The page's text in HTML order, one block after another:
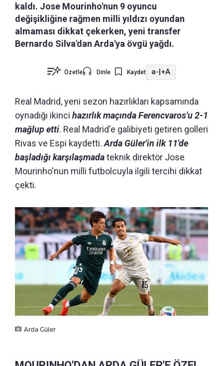
kaldı. Jose Mourinho'nun 9 oyuncu
değişikliğine rağmen milli yıldızı oyundan
almaması dikkat çekerken, yeni transfer
Bernardo Silva'dan Arda'ya övgü yağdı.
Özetle Dinle Kaydet a-|+A
Real Madrid, yeni sezon hazırlıkları kapsamında
oynadığı ikinci hazırlık maçında Ferencvaros'u 2-1
mağlup etti. Real Madrid'e galibiyeti getiren golleri
Rivas ve Espi kaydetti.Arda Güler'in ilk 11'de
başladığı karşılaşmadateknik direktör Jose
Mourinho'nun milli futbolcuyla ilgili tercihi dikkat
çekti.
Arda Güler